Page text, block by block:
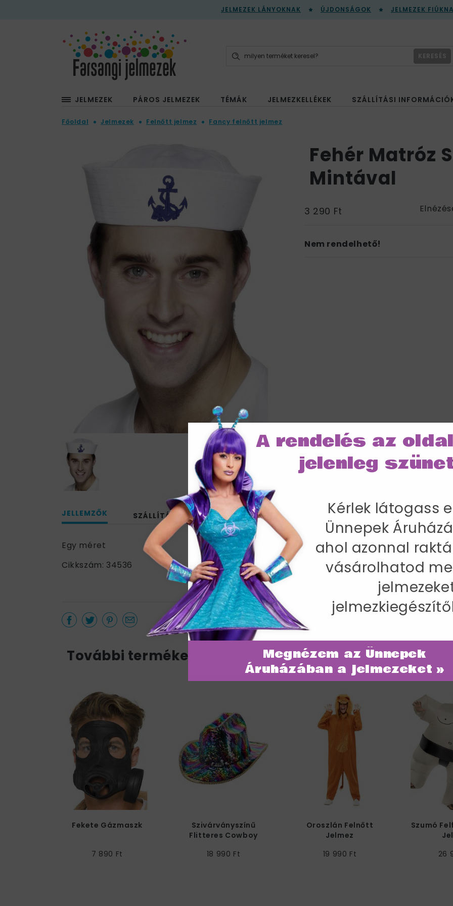
JELMEZEK LÁNYOKNAK ÚJDONSÁGOK JELMEZEK
KERESÉS
JELMEZEK PÁROS JELMEZEK TÉMÁK JELMEZKELLÉKEK SZÁLLÍTÁSI
Főoldal Jelmezek Felnőtt jelmez Fancy felnőtt jelmez
Fehér Matróz
Mintával
3 290 Ft
Nem rendelhető!
JELLEMZŐK SZÁLLÍTÁS
Egy méret
Cikkszám: 34536
További termékek a kategóriában
Fekete Gázmaszk
7 890 Ft
Szivárványszínű
Flitteres Cowboy
18 990 Ft
Oroszlán Felnőtt
Jelmez
19 990 Ft
Szumó
26
Megnézem az Ünnepek
Áruházában a jelmezeket »
Kérlek látogass
Ünnepek
ahol azonnal
vásárolhatod
A rendelés az
jelenleg